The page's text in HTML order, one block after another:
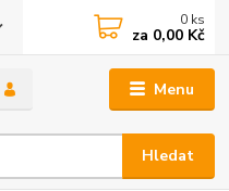
Menu
Hledat
0 ks
za 0,00 Kč